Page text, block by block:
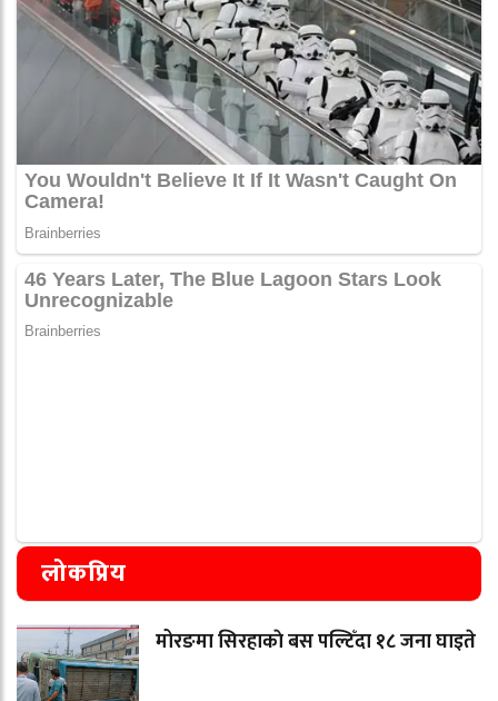
लोकप्रिय
मोरङमा सिरहाकाे बस पल्टिँदा १८ जना घाइते